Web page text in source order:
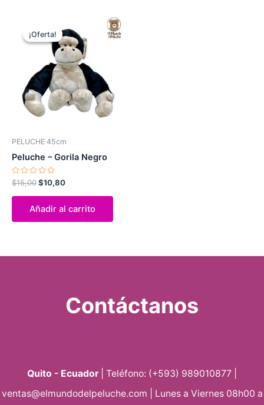
¡Oferta!
¡Oferta!
PELUCHE 45cm
Peluche – Gorila Negro
Valorado
con
0
$15,00
precio
original
era:
$15,00.
$10,80
precio
actual
es:
$10,80.
Añadir al carrito
Contáctanos
Quito - Ecuador| Teléfono: (+593) 989010877 |
ventas@elmundodelpeluche.com | Lunes a Viernes 08h00 a